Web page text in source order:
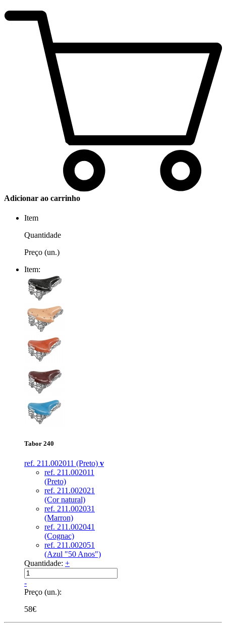
Adicionar ao carrinho
Item
Quantidade
Preço (un.)
Item:
Tabor 240
ref. 211.002011 (Preto) v
ref. 211.002011
(Preto)
ref. 211.002021
(Cor natural)
ref. 211.002031
(Marron)
ref. 211.002041
(Cognac)
ref. 211.002051
(Azul "50 Anos")
Quantidade: +
-
Preço (un.):
58€